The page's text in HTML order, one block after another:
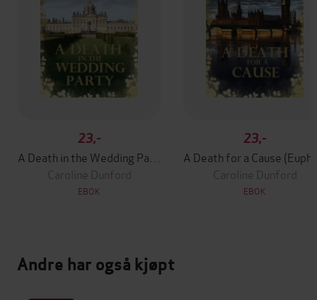
23,-
Caroline Dunford
EBOK
23,-
Caroline Dunford
EBOK
Andre har også kjøpt